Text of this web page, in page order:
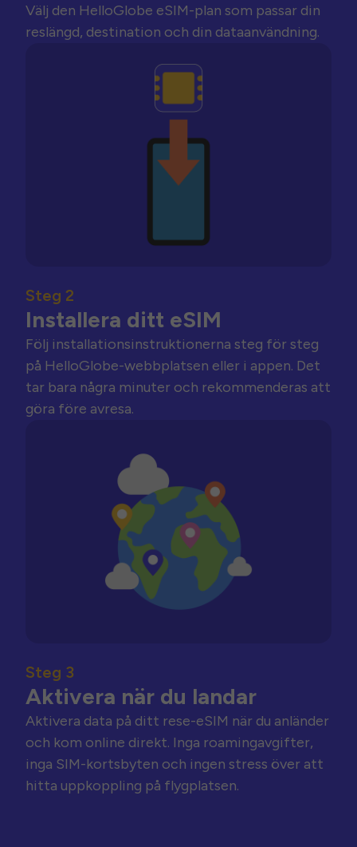
Välj den HelloGlobe eSIM-plan som passar din
reslängd, destination och din dataanvändning.
Steg 2
Installera ditt eSIM
Följ installationsinstruktionerna steg för steg
på HelloGlobe-webbplatsen eller i appen. Det
tar bara några minuter och rekommenderas att
göra före avresa.
Steg 3
Aktivera när du landar
Aktivera data på ditt rese-eSIM när du anländer
och kom online direkt. Inga roamingavgifter,
inga SIM-kortsbyten och ingen stress över att
hitta uppkoppling på flygplatsen.